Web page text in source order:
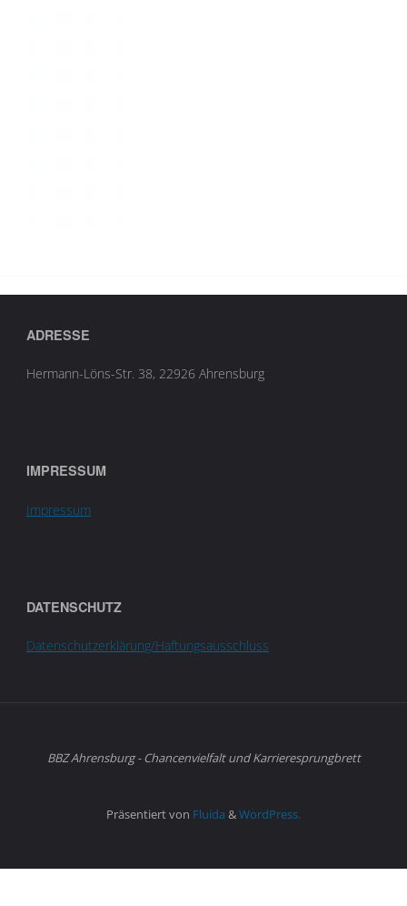
ADRESSE
Hermann-Löns-Str. 38, 22926 Ahrensburg
IMPRESSUM
Impressum
DATENSCHUTZ
Datenschutzerklärung/Haftungsausschluss
BBZ Ahrensburg - Chancenvielfalt und Karrieresprungbrett
Präsentiert von Fluida &WordPress.